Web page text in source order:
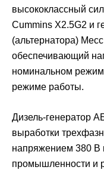
высококлассный
Cummins X2.5G2 и
(альтернатора)
обеспечивающий
номинальном
режиме работы.
Дизель-генератор
выработки
напряжением 380 В
промышленности и